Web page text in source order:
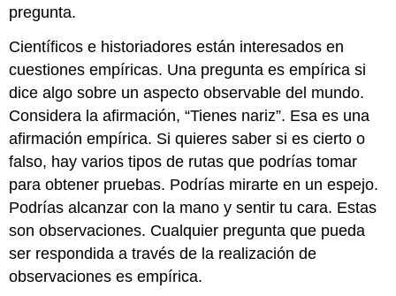
pregunta.
Científicos e historiadores están interesados en
cuestiones empíricas. Una pregunta es empírica si
dice algo sobre un aspecto observable del mundo.
Considera la afirmación, “Tienes nariz”. Esa es una
afirmación empírica. Si quieres saber si es cierto o
falso, hay varios tipos de rutas que podrías tomar
para obtener pruebas. Podrías mirarte en un espejo.
Podrías alcanzar con la mano y sentir tu cara. Estas
son observaciones. Cualquier pregunta que pueda
ser respondida a través de la realización de
observaciones es empírica.